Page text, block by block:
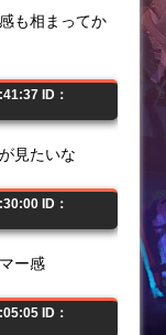
も相まってか
ID：
見たいな
ID：
ー感
ID：